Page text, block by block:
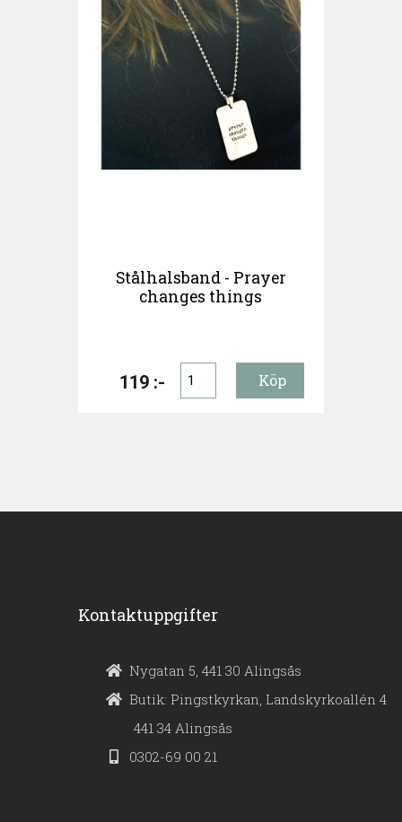
Stålhalsband - Prayer
changes things
119 :-
Kontaktuppgifter
Nygatan 5, 441 30 Alingsås
Butik: Pingstkyrkan, Landskyrkoallén 4
441 34 Alingsås
0302-69 00 21